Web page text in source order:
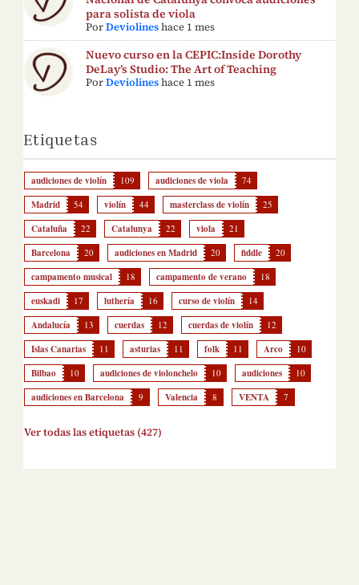
para solista de viola
PorDeviolines hace 1 mes
Nuevo curso en la CEPIC:Inside Dorothy
DeLay’s Studio: The Art of Teaching
PorDeviolines hace 1 mes
Etiquetas
audiciones de violín 109 audiciones de viola 74
Madrid 54 violín 44 masterclass de violín 25
Cataluña 22 Catalunya 22 viola 21
Barcelona 20 audiciones en Madrid 20 fiddle 20
campamento musical 18 campamento de verano 18
euskadi 17 luthería 16 curso de violín 14
Andalucía 13 cuerdas 12 cuerdas de violín 12
Islas Canarias 11 asturias 11 folk 11 Arco 10
Bilbao 10 audiciones de violonchelo 10 audiciones 10
audiciones en Barcelona 9 Valencia 8 VENTA 7
Ver todas las etiquetas (427)